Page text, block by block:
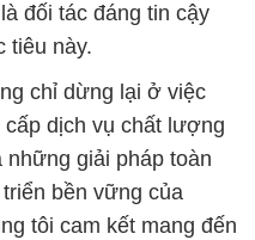
đối tác đáng tin cậy
tiêu này.
chỉ dừng lại ở việc
dịch vụ chất lượng
những giải pháp toàn
bền vững của
tôi cam kết mang đến